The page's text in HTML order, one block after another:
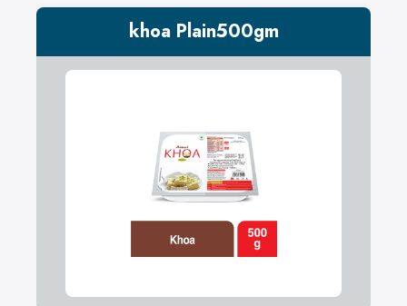
khoa Plain500gm